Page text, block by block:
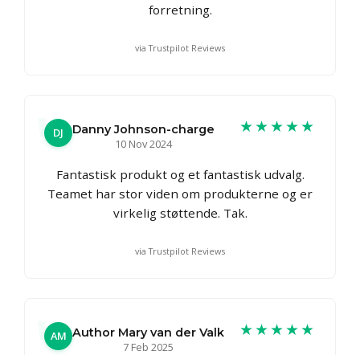
forretning.
via Trustpilot Reviews
DJ
Danny Johnson-charge
10 Nov 2024
★★★★★
Fantastisk produkt og et fantastisk udvalg.
Teamet har stor viden om produkterne og er
virkelig støttende. Tak.
via Trustpilot Reviews
AM Author Mary van der Valk
7 Feb 2025
★★★★★